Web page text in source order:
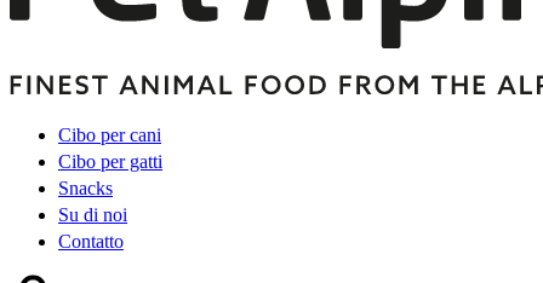
Cibo per cani
Cibo per gatti
Snacks
Su di noi
Contatto